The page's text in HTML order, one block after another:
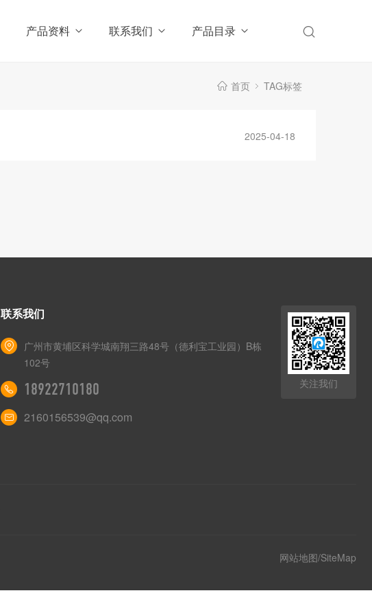
产品资料 联系我们 产品目录
首页 TAG标签
2025-04-18
联系我们
广州市黄埔区科学城南翔三路48号（德利宝工业园）B栋
102号
18922710180
2160156539@qq.com
关注我们
网站地图/SiteMap